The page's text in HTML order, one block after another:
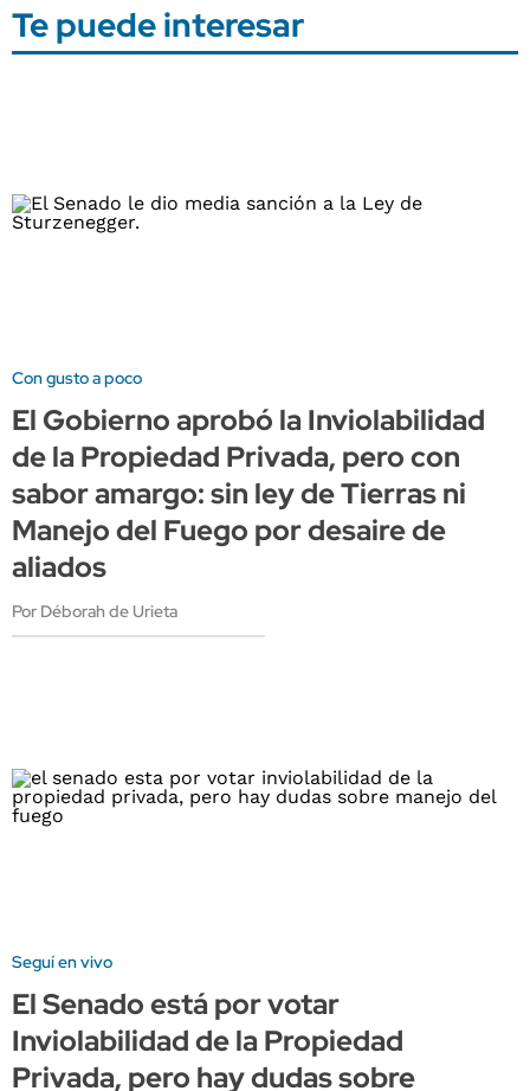
Te puede interesar
Con gusto a poco
El Gobierno aprobó la Inviolabilidad
de la Propiedad Privada, pero con
sabor amargo: sin ley de Tierras ni
Manejo del Fuego por desaire de
aliados
Por Déborah de Urieta
Seguí en vivo
El Senado está por votar
Inviolabilidad de la Propiedad
Privada, pero hay dudas sobre